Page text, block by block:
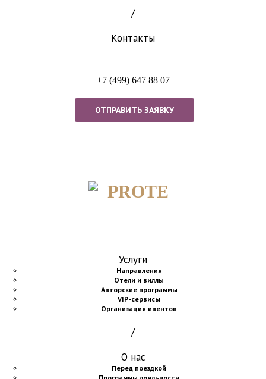
/
Контакты
+7 (499) 647 88 07
ОТПРАВИТЬ ЗАЯВКУ
Услуги
Направления
Отели и виллы
Авторские программы
VIP-сервисы
Организация ивентов
/
О нас
Перед поездкой